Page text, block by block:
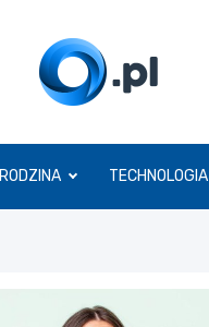
O.pl
RODZINA TECHNOLOGIA